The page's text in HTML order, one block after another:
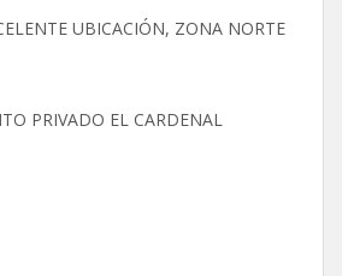
UBICACIÓN, ZONA NORTE
PRIVADO EL CARDENAL